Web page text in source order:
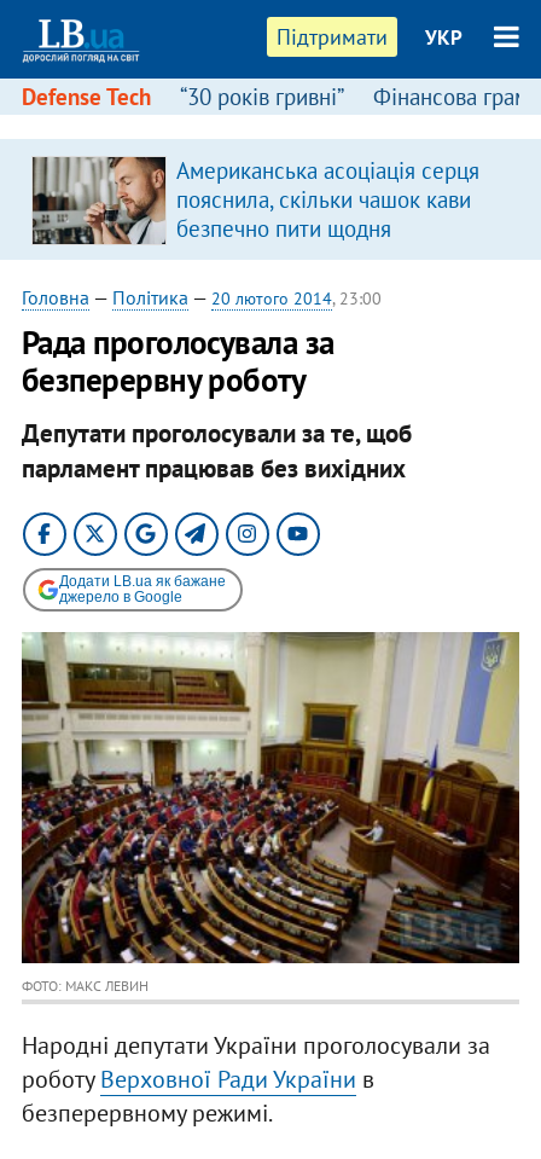
Підтримати УКР
Defense Tech “30 років гривні” Фінансова
Американська асоціація серця
пояснила, скільки чашок кави
безпечно пити щодня
Головна — Політика — 20 лютого 2014, 23:00
Рада проголосувала за
безперервну роботу
Депутати проголосували за те, щоб
парламент працював без вихідних
Додати LB.ua як бажане
джерело в Google
ФОТО: МАКС ЛЕВИН
Народні депутати України проголосували за
роботуВерховної Ради України в
безперервному режимі.